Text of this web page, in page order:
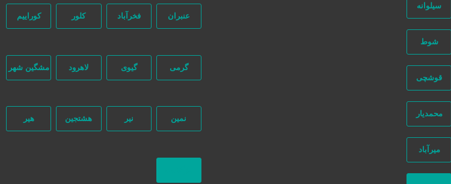
سیلوانه
شوط
قوشچی
محمدیار
میرآباد
عنبران فخرآباد کلور کوراییم
گرمی گیوی لاهرود مشگین شهر
نمین نیر هشتجین هیر